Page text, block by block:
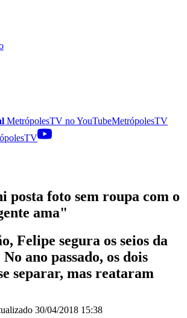
MetrópolesTV noYouTubeMetrópolesTV
posta foto sem roupa com o
ama"
Felipe segura os seios da
ano passado, os dois
separar, mas reataram
30/04/2018 15:38